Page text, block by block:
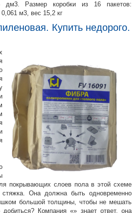
Размер коробки из 16 пакетов:
м3, вес 15,2 кг
Купить недорого.
покрывающих слоев пола в этой схеме
стяжка. Она должна быть одновременно
большой толщины, чтобы не мешать
добиться? Компания «» знает ответ, она